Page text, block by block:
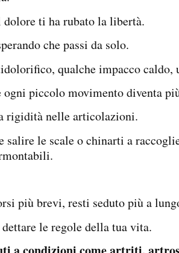
ti ha rubato la libertà.
che passi da solo.
qualche impacco caldo,
piccolo movimento diventa
rigidità nelle articolazioni.
le scale o chinarti a
più brevi, resti seduto più a
le regole della tua vita.